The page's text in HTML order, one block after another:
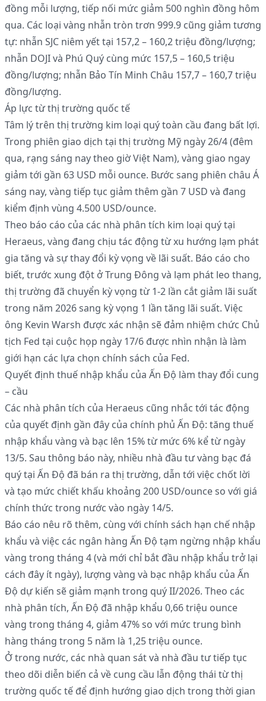
đồng mỗi lượng, tiếp nối mức giảm 500 nghìn đồng hôm
qua. Các loại vàng nhẫn tròn trơn 999.9 cũng giảm tương
tự: nhẫn SJC niêm yết tại 157,2 – 160,2 triệu đồng/lượng;
nhẫn DOJI và Phú Quý cùng mức 157,5 – 160,5 triệu
đồng/lượng; nhẫn Bảo Tín Minh Châu 157,7 – 160,7 triệu
đồng/lượng.
Áp lực từ thị trường quốc tế
Tâm lý trên thị trường kim loại quý toàn cầu đang bất lợi.
Trong phiên giao dịch tại thị trường Mỹ ngày 26/4 (đêm
qua, rạng sáng nay theo giờ Việt Nam), vàng giao ngay
giảm tới gần 63 USD mỗi ounce. Bước sang phiên châu Á
sáng nay, vàng tiếp tục giảm thêm gần 7 USD và đang
kiểm định vùng 4.500 USD/ounce.
Theo báo cáo của các nhà phân tích kim loại quý tại
Heraeus, vàng đang chịu tác động từ xu hướng lạm phát
gia tăng và sự thay đổi kỳ vọng về lãi suất. Báo cáo cho
biết, trước xung đột ở Trung Đông và lạm phát leo thang,
thị trường đã chuyển kỳ vọng từ 1-2 lần cắt giảm lãi suất
trong năm 2026 sang kỳ vọng 1 lần tăng lãi suất. Việc
ông Kevin Warsh được xác nhận sẽ đảm nhiệm chức Chủ
tịch Fed tại cuộc họp ngày 17/6 được nhìn nhận là làm
giới hạn các lựa chọn chính sách của Fed.
Quyết định thuế nhập khẩu của Ấn Độ làm thay đổi cung
– cầu
Các nhà phân tích của Heraeus cũng nhắc tới tác động
của quyết định gần đây của chính phủ Ấn Độ: tăng thuế
nhập khẩu vàng và bạc lên 15% từ mức 6% kể từ ngày
13/5. Sau thông báo này, nhiều nhà đầu tư vàng bạc đá
quý tại Ấn Độ đã bán ra thị trường, dẫn tới việc chốt lời
và tạo mức chiết khấu khoảng 200 USD/ounce so với giá
chính thức trong nước vào ngày 14/5.
Báo cáo nêu rõ thêm, cùng với chính sách hạn chế nhập
khẩu và việc các ngân hàng Ấn Độ tạm ngừng nhập khẩu
vàng trong tháng 4 (và mới chỉ bắt đầu nhập khẩu trở lại
cách đây ít ngày), lượng vàng và bạc nhập khẩu của Ấn
Độ dự kiến sẽ giảm mạnh trong quý II/2026. Theo các
nhà phân tích, Ấn Độ đã nhập khẩu 0,66 triệu ounce
vàng trong tháng 4, giảm 47% so với mức trung bình
hàng tháng trong 5 năm là 1,25 triệu ounce.
Ở trong nước, các nhà quan sát và nhà đầu tư tiếp tục
theo dõi diễn biến cả về cung cầu lẫn động thái từ thị
trường quốc tế để định hướng giao dịch trong thời gian